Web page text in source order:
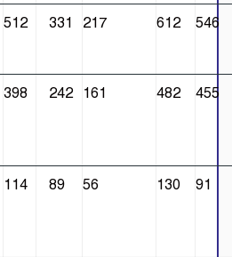
512 331 217 612 546
398 242 161 482 455
114 89 56 130 91